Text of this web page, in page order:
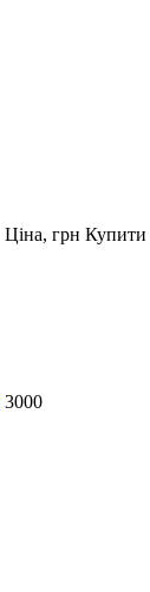
Ціна, грн Купити
3000